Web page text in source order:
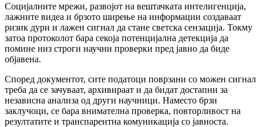
Социјалните мрежи, развојот на вештачката интелигенција,
лажните видеа и брзото ширење на информации создаваат
ризик дури и лажен сигнал да стане светска сензација. Токму
затоа протоколот бара секоја потенцијална детекција да
помине низ строги научни проверки пред јавно да биде
објавена.
Според документот, сите податоци поврзани со можен сигнал
треба да се зачуваат, архивираат и да бидат достапни за
независна анализа од други научници. Наместо брзи
заклучоци, се бара внимателна проверка, повторливост на
резултатите и транспарентна комуникација со јавноста.